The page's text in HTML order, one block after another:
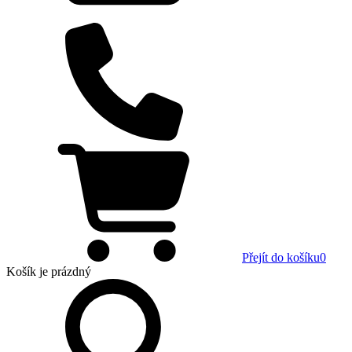
Přejít do košíku0
Košík je prázdný